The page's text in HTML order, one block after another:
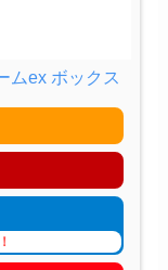
ムex ボックス